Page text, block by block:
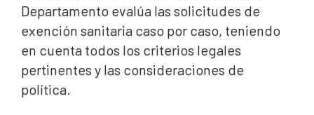
Departamento evalúa las solicitudes de
exención sanitaria caso por caso, teniendo
en cuenta todos los criterios legales
pertinentes y las consideraciones de
política.